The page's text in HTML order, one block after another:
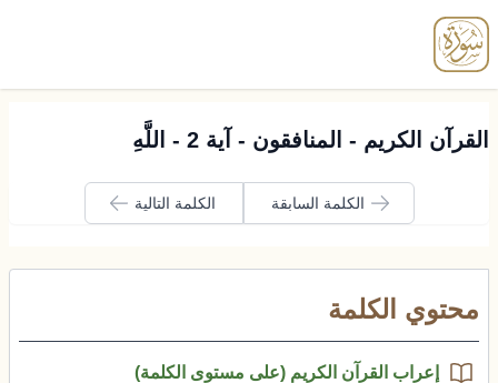
القرآن الكريم - المنافقون - آية 2 - اللَّهِ
الكلمة السابقة الكلمة التالية
محتوي الكلمة
إعراب القرآن الكريم (على مستوى الكلمة)